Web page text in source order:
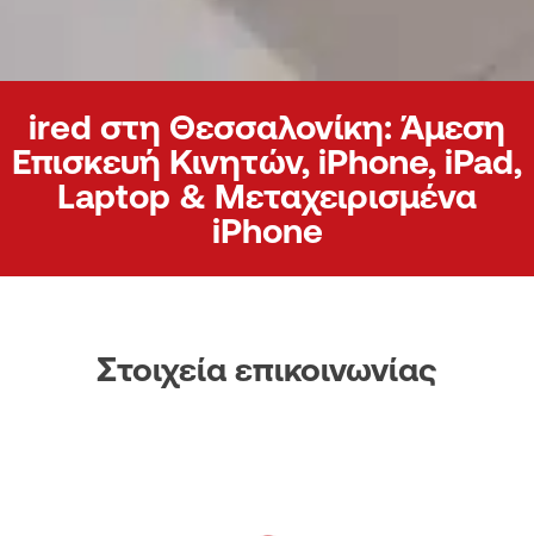
ired στη Θεσσαλονίκη: Άμεση
Επισκευή Κινητών, iPhone, iPad,
Laptop & Μεταχειρισμένα
iPhone
Στοιχεία επικοινωνίας